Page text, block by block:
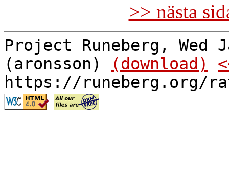
>> nästa
Project Runeberg, Wed
(aronsson)
(download)
https://runeberg.org/